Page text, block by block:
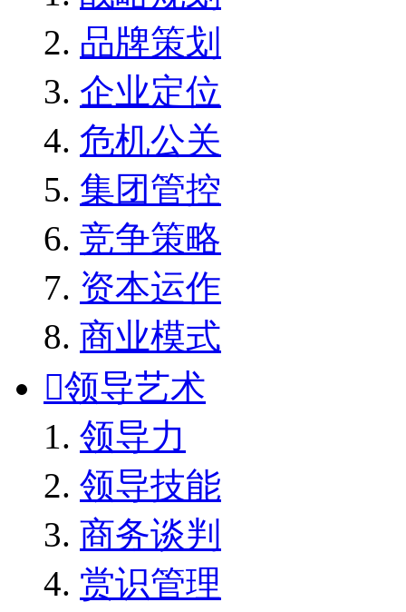
品牌策划
企业定位
危机公关
集团管控
竞争策略
资本运作
商业模式
领导艺术
领导力
领导技能
商务谈判
赏识管理